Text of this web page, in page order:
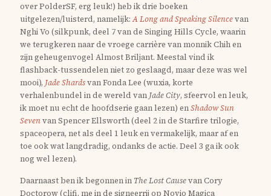
over PolderSF, erg leuk!) heb ik drie boeken
uitgelezen/luisterd, namelijk:A Long and Speaking Silencevan
Nghi Vo (silkpunk, deel 7 van de Singing Hills Cycle, waarin
we terugkeren naar de vroege carrière van monnik Chih en
zijn geheugenvogel Almost Briljant. Meestal vind ik
flashback-tussendelen niet zo geslaagd, maar deze was wel
mooi), Jade Shardsvan Fonda Lee (wuxia, korte
verhalenbundel in de wereld van Jade City, sfeervol en leuk,
ik moet nu echt de hoofdserie gaan lezen) enShadow Sun
Sevenvan Spencer Ellsworth (deel 2 in de Starfire trilogie,
spaceopera, net als deel 1 leuk en vermakelijk, maar af en
toe ook wat langdradig, ondanks de actie. Deel 3 ga ik ook
nog wel lezen).
Daarnaast ben ik begonnen in The Lost Causevan Cory
Doctorow (clifi, me in de signeerrij op Novio Magica